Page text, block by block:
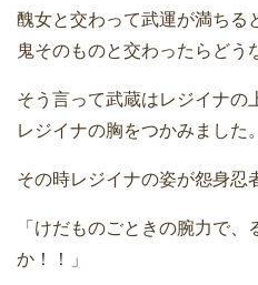
醜女と交わって武運が満ちる
鬼そのものと交わったらどう
そう言って武蔵はレジイナの
レジイナの胸をつかみました。
その時レジイナの姿が怨身忍
「けだものごときの腕力で
か！！」